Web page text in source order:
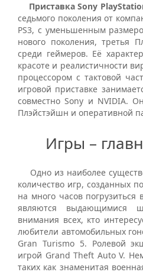
Приставка Sony
седьмого поколения от
PS3, с уменьшенным
нового поколения, третья
среди геймеров. Её
красоте и реалистичности
процессором с тактовой
игровой приставке
совместно Sony и NVIDIA.
Плэйстэйшн и оперативной
Игры –
Одно из наиболее
количество игр, созданных
на много часов
являются выдающимися
внимания всех, кто
любители автомобильных
Gran Turismo 5. Ролевой
игрой Grand Theft Auto V.
таких как знаменитая